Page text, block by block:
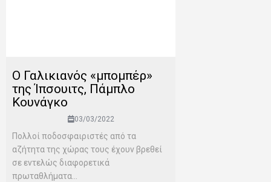
Ο Γαλικιανός «μπομπέρ»
της Ίπσουιτς, Πάμπλο
Κουνάγκο
03/03/2022
Πολλοί ποδοσφαιριστές από τα
αζήτητα της χώρας τους έχουν βρεθεί
σε εντελώς διαφορετικά
πρωταθλήματα...